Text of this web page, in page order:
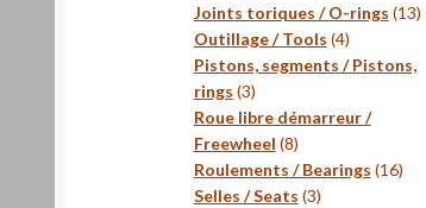
produits
Joints toriques / O-rings 1313
Outillage / Tools 44
produits
Pistons, segments / Pistons,
rings 33
produits
Roue libre démarreur /
Freewheel 88
produits
Roulements / Bearings 1616
Selles / Seats 33